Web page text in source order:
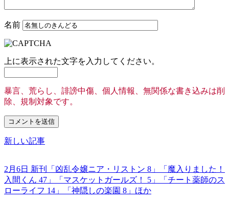
名前
上に表示された文字を入力してください。
暴言、荒らし、誹謗中傷、個人情報、無関係な書き込みは削
除、規制対象です。
新しい記事
2月6日 新刊「凶乱令嬢ニア・リストン 8」「魔入りました！
入間くん 47」「マスケットガールズ！ 5」「チート薬師のス
ローライフ 14」「神隠しの楽園 8」ほか